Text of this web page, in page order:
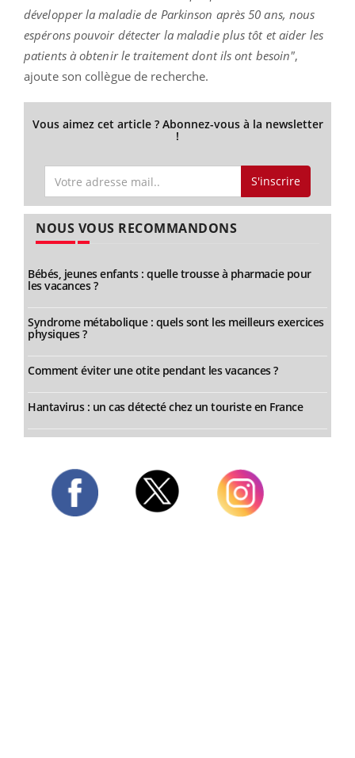
développer la maladie de Parkinson après 50 ans, nous
espérons pouvoir détecter la maladie plus tôt et aider les
patients à obtenir le traitement dont ils ont besoin",
ajoute son collègue de recherche.
Vous aimez cet article ? Abonnez-vous à la newsletter
!
S'inscrire
NOUS VOUS RECOMMANDONS
Bébés, jeunes enfants : quelle trousse à pharmacie pour
les vacances ?
Syndrome métabolique : quels sont les meilleurs exercices
physiques ?
Comment éviter une otite pendant les vacances ?
Hantavirus : un cas détecté chez un touriste en France